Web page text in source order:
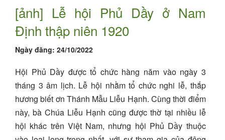
[ảnh] Lễ hội Phủ Dầy ở Nam
Định thập niên 1920
Ngày đăng: 24/10/2022
Hội Phủ Dầy được tổ chức hàng năm vào ngày 3
tháng 3 âm lịch. Lễ hội nhằm tổ chức nghi lễ, thắp
hương biết ơn Thánh Mẫu Liễu Hạnh. Cùng thời điểm
này, bà Chúa Liễu Hạnh cũng được thờ tại nhiều lễ
hội khác trên Việt Nam, nhưng hội Phủ Dầy thuộc